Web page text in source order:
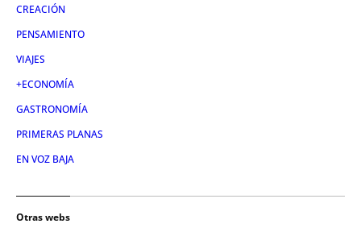
CREACIÓN
PENSAMIENTO
VIAJES
+ECONOMÍA
GASTRONOMÍA
PRIMERAS PLANAS
EN VOZ BAJA
Otras webs